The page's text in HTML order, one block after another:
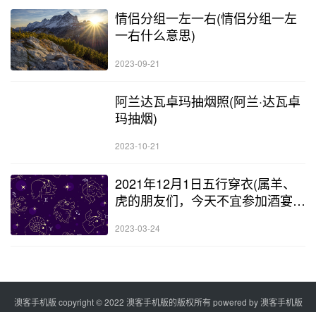
情侣分组一左一右(情侣分组一左
一右什么意思)
2023-09-21
阿兰达瓦卓玛抽烟照(阿兰·达瓦卓
玛抽烟)
2023-10-21
2021年12月1日五行穿衣(属羊、
虎的朋友们，今天不宜参加酒宴等
2023-03-24
澳客手机版 copyright © 2022 澳客手机版的版权所有 powered by澳客手机版